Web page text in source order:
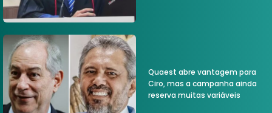
Quaest abre vantagem para
Ciro, mas a campanha ainda
reserva muitas variáveis